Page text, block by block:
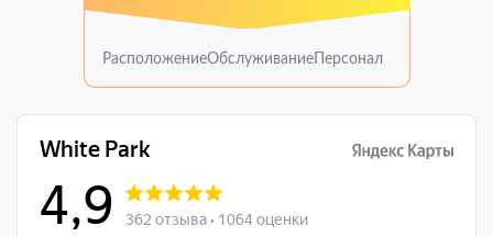
РасположениеОбслуживаниеПерсонал